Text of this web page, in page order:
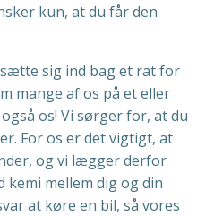
kun, at du får den
sig ind bag et rat for
mange af os på et eller
os! Vi sørger for, at du
For os er det vigtigt, at
og vi lægger derfor
mellem dig og din
at køre en bil, så vores